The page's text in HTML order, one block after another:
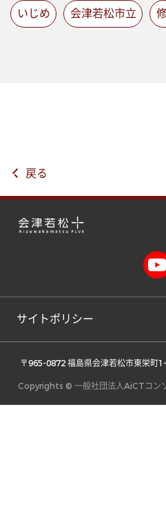
いじめ 会津若松市立
戻る
サイトポリシー
〒965-0872 福島県会津若松市東栄町
Copyrights © 一般社団法人AiCTコン